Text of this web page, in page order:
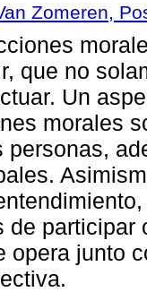
Zomeren,
que no
Un
morales
personas,
de
opera junto